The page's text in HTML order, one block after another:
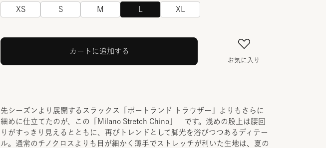
XS S M XL
カートに追加する
お気に入り
先シーズンより展開するスラックス「ポートランド トラウザー」よりもさらに
細めに仕立てたのが、この「Milano Stretch Chino」 です。浅めの股上は腰回
りがすっきり見えるとともに、再びトレンドとして脚光を浴びつつあるディテー
ル。通常のチノクロスよりも目が細かく薄手でストレッチが利いた生地は、夏の